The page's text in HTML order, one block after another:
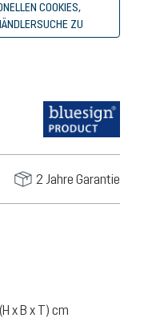
COOKIES,
ZU
2 Jahre Garantie
x B x T) cm